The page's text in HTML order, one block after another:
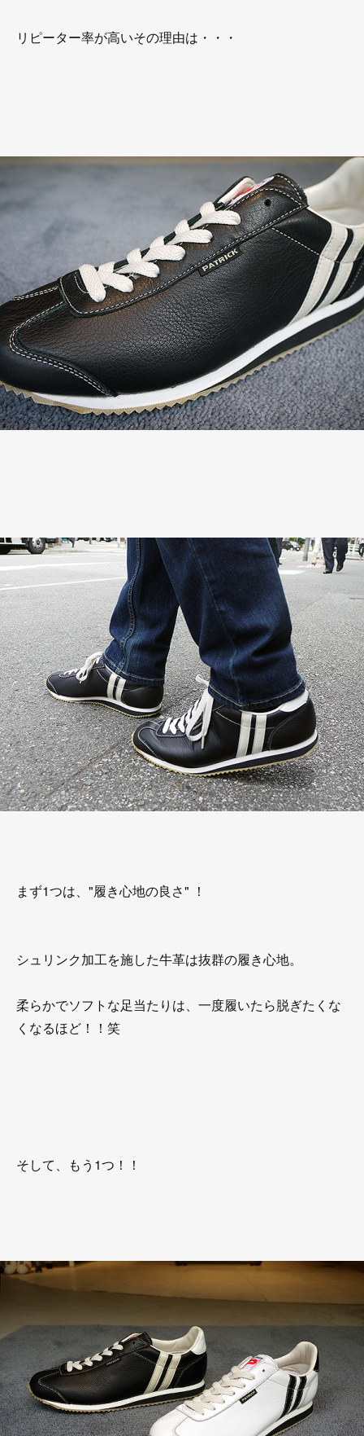
リピーター率が高いその理由は・・・
まず1つは、"履き心地の良さ" ！
シュリンク加工を施した牛革は抜群の履き心地。
柔らかでソフトな足当たりは、一度履いたら脱ぎたくな
くなるほど！！笑
そして、もう1つ！！